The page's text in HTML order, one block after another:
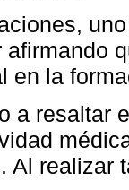
afirmando
en la
a resaltar
Al realizar